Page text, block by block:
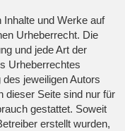
Inhalte und Werke auf
Urheberrecht. Die
und jede Art der
Urheberrechtes
jeweiligen Autors
dieser Seite sind nur für
gestattet. Soweit
erstellt wurden,